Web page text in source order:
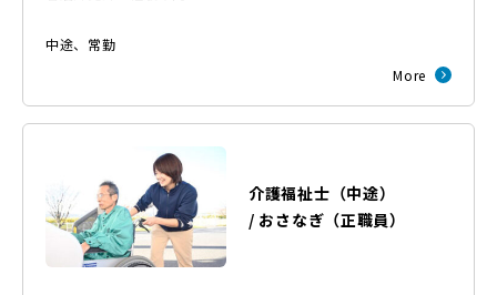
中途、 常勤
More
介護福祉士（中途）
/ おさなぎ （正職員）